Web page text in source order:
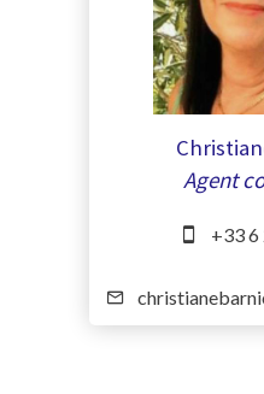
Agent
+33 6